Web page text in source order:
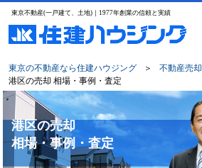
東京不動産(一戸建て、土地)｜1977年創業の信頼と実績
東京の不動産なら住建ハウジング ＞ 不動産売却
港区の売却 相場・事例・査定
港区の売却
相場・事例・査定